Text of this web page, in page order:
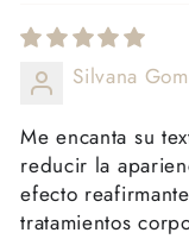
Silvana
Me encanta su
reducir la
efecto
tratamientos